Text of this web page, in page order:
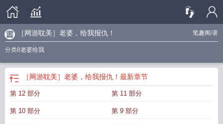
笔趣阁/著
［网游耽美］老婆，给我报仇！
分类8老婆给我
［网游耽美］老婆，给我报仇！ 最新章节
第 12 部分 第 11 部分
第 10 部分 第 9 部分